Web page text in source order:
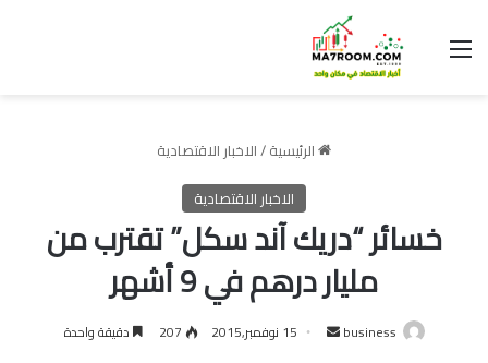
القائمة
الرئيسية/الاخبار الاقتصادية
الاخبار الاقتصادية
خسائر “دريك آند سكل” تقترب من
مليار درهم في 9 أشهر
business
أرسل 15 نوفمبر,2015 207 دقيقة واحدة